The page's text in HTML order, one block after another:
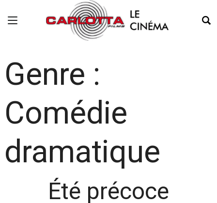
Genre :
Comédie
dramatique
Été précoce